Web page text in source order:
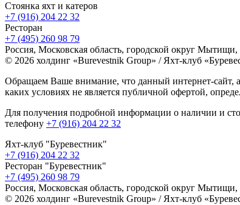
Стоянка яхт и катеров
+7 (916) 204 22 32
Ресторан
+7 (495) 260 98 79
Россия, Московская область, городской округ
© 2026 холдинг «Burevestnik Group» / Яхт-клуб
Обращаем Ваше внимание, что данный интернет-сайт,
каких условиях не является публичной офертой,
Для получения подробной информации о наличии и
телефону +7 (916) 204 22 32
Яхт-клуб "Буревестник"
+7 (916) 204 22 32
Ресторан "Буревестник"
+7 (495) 260 98 79
Россия, Московская область, городской округ
© 2026 холдинг «Burevestnik Group» / Яхт-клуб